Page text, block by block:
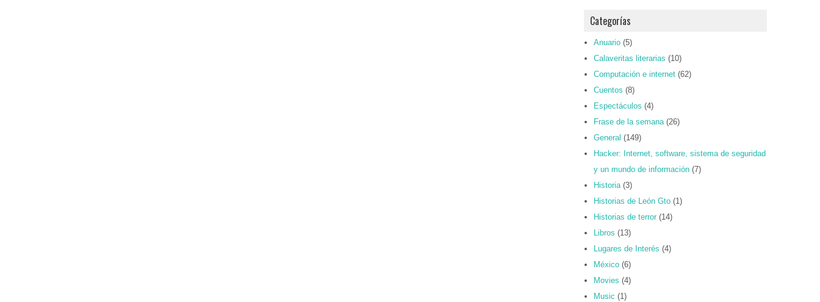
Categorías
Anuario (5)
Calaveritas literarias (10)
Computación e internet (62)
Cuentos (8)
Espectáculos (4)
Frase de la semana(26)
General (149)
Hacker: Internet, software, sistema de seguridad
y un mundo de información (7)
Historia(3)
Historias de León Gto (1)
Historias de terror (14)
Libros (13)
Lugares de Interés (4)
México (6)
Movies (4)
Music (1)